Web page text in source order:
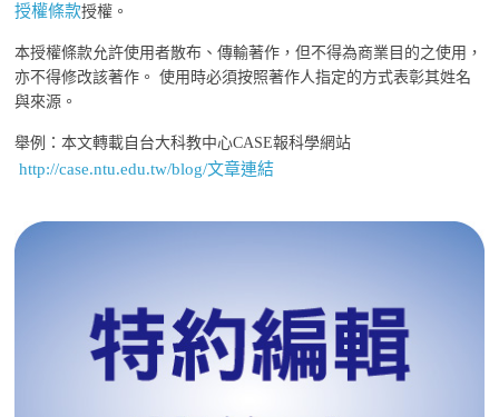
授權條款授權。
本授權條款允許使用者散布、傳輸著作，但不得為商業目的之使用，
亦不得修改該著作。 使用時必須按照著作人指定的方式表彰其姓名
與來源。
舉例：本文轉載自台大科教中心CASE報科學網站
http://case.ntu.edu.tw/blog/文章連結